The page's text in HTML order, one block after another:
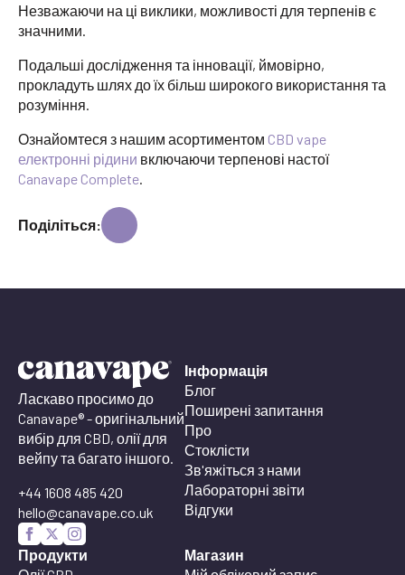
Незважаючи на ці виклики, можливості для терпенів є
значними.
Подальші дослідження та інновації, ймовірно,
прокладуть шлях до їх більш широкого використання та
розуміння.
Ознайомтеся з нашим асортиментом CBD vape
електронні рідини включаючи терпенові настої
Canavape Complete.
Поділіться:
Ласкаво просимо до
Canavape® - оригінальний
вибір для CBD, олії для
вейпу та багато іншого.
+44 1608 485 420
hello@canavape.co.uk
Інформація
Блог
Поширені запитання
Про
Стоклісти
Зв'яжіться з нами
Лабораторні звіти
Відгуки
Продукти
Магазин